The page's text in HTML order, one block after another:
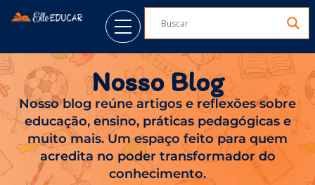
Nosso Blog
Nosso blog reúne artigos e reflexões sobre
educação, ensino, práticas pedagógicas e
muito mais. Um espaço feito para quem
acredita no poder transformador do
conhecimento.